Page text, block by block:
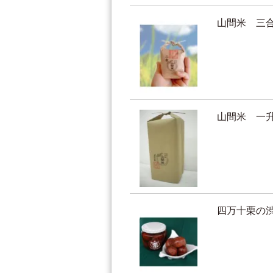
山間米 三
山間米 一
四万十栗の